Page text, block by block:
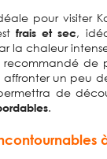
pour visiter
frais et sec,
la chaleur
de
affronter un peu
de
.